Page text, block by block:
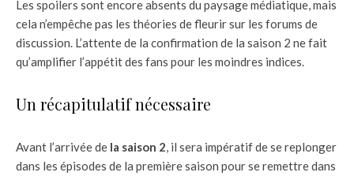
Les spoilers sont encore absents du paysage médiatique, mais
cela n’empêche pas les théories de fleurir sur les forums de
discussion. L’attente de la confirmation de la saison 2 ne fait
qu’amplifier l’appétit des fans pour les moindres indices.
Un récapitulatif nécessaire
Avant l’arrivée de la saison 2, il sera impératif de se replonger
dans les épisodes de la première saison pour se remettre dans